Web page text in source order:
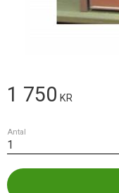
1 750 KR
Antal